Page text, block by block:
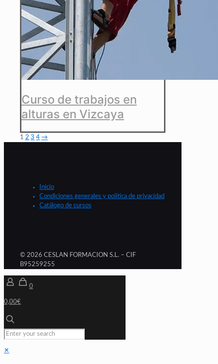
Curso de trabajos en
alturas en Vizcaya
1 2 3 4 →
Inicio
Condiciones generales y política de privacidad
Catálogo de cursos
© 2026 CESLAN FORMACION S.L. – CIF
B95259255
0
0,00€
✕